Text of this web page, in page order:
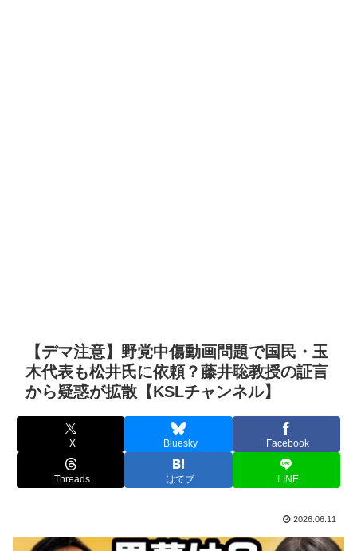
【デマ注意】野党中傷動画問題で国民・玉
木代表も松井氏に依頼？藤井聡教授の証言
から疑惑が拡散【KSLチャンネル】
X Bluesky Facebook
Threads はてブ LINE
2026.06.11